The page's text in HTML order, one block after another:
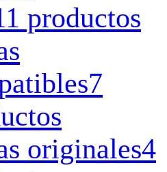
productos
7
originales4